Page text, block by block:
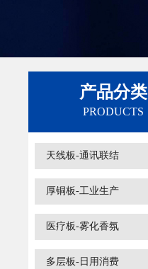
产品分类
PRODUCTS
天线板-通讯联结
厚铜板-工业生产
医疗板-雾化香氛
多层板-日用消费